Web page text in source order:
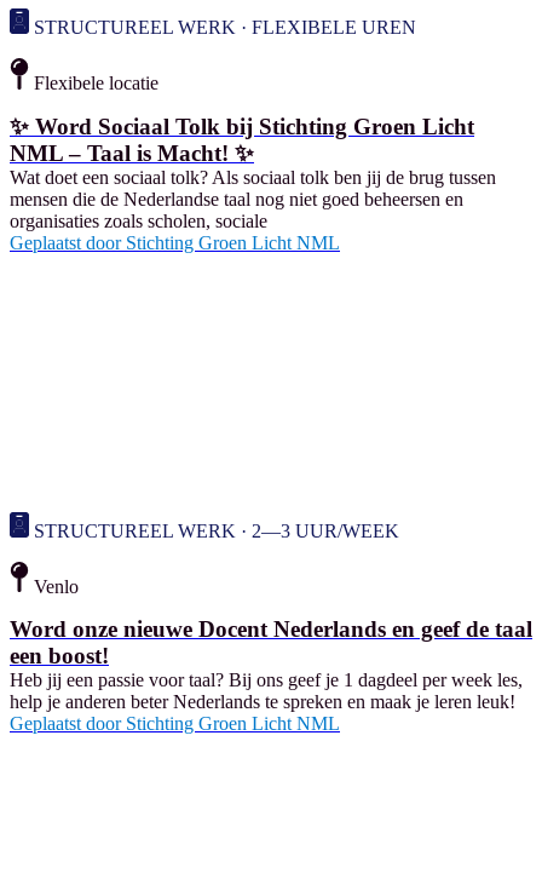
STRUCTUREEL WERK · FLEXIBELE UREN
Flexibele locatie
✨ Word Sociaal Tolk bij Stichting Groen Licht
NML – Taal is Macht! ✨
Wat doet een sociaal tolk? Als sociaal tolk ben jij de brug tussen
mensen die de Nederlandse taal nog niet goed beheersen en
organisaties zoals scholen, sociale
Geplaatst door Stichting Groen Licht NML
STRUCTUREEL WERK · 2—3 UUR/WEEK
Venlo
Word onze nieuwe Docent Nederlands en geef de taal
een boost!
Heb jij een passie voor taal? Bij ons geef je 1 dagdeel per week les,
help je anderen beter Nederlands te spreken en maak je leren leuk!
Geplaatst door Stichting Groen Licht NML